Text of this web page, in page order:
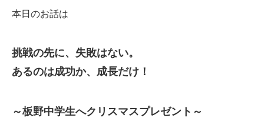
本日のお話は
挑戦の先に、失敗はない。
あるのは成功か、成長だけ！
～板野中学生へクリスマスプレゼント～